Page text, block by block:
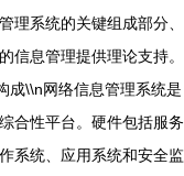
理系统的关键组成部分、
信息管理提供理论支持。
成\\n网络信息管理系统是
合性平台。硬件包括服务
系统、应用系统和安全监